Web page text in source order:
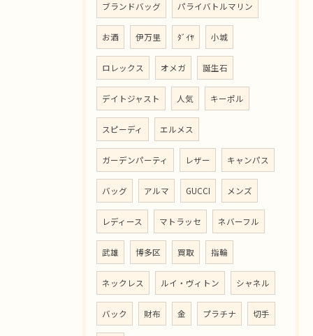
ブランドバッグ パライバトルマリン
お酒 伊万里 ﾀﾞｲﾔ 小城
ロレックス オメガ 誕生石
デイトジャスト 人気 キーポル
スピーディ エルメス
ガーデンパーティ レザー キャンパス
バッグ アルマ GUCCI メンズ
レディース マトラッセ ネバーフル
武雄 博多区 買取 指輪
ネックレス ルイ・ヴィトン シャネル
バック 財布 金 プラチナ 切手